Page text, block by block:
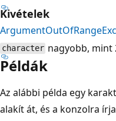
Kivételek
character nagyobb, mint
Példák
Az alábbi példa egy
alakít át, és a konzolra